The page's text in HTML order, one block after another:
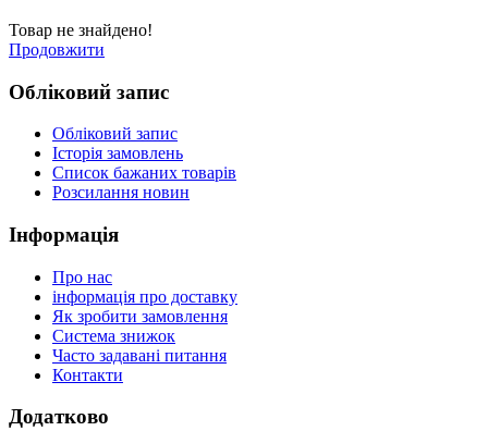
Товар не знайдено!
Продовжити
Обліковий запис
Обліковий запис
Історія замовлень
Список бажаних товарів
Розсилання новин
Інформація
Про нас
інформація про доставку
Як зробити замовлення
Система знижок
Часто задавані питання
Контакти
Додатково